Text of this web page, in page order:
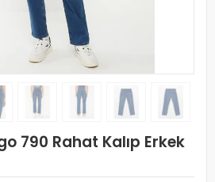
790 Rahat Kalıp Erkek